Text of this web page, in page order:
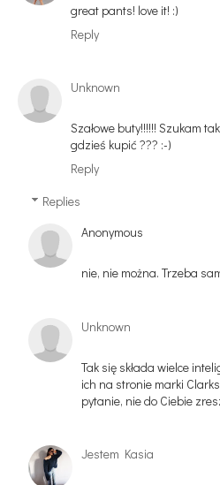
great pants! love it! :)
Reply
Unknown
Szałowe buty!!!!!! Szukam
gdzieś kupić ??? :-)
Reply
Replies
Anonymous
nie, nie można. Trzeba
Unknown
Tak się składa wielce
ich na stronie marki
pytanie, nie do Ciebie
Jestem Kasia